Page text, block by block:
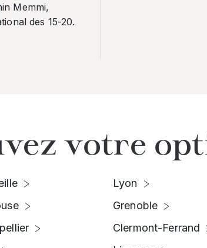
Memmi,
des 15-20.
votre
Lyon
Grenoble
Clermont-Ferrand